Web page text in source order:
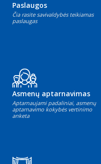
Paslaugos
Čia rasite savivaldybės teikiamas
paslaugas
Asmenų aptarnavimas
Aptarnaujami padaliniai, asmenų
aptarnavimo kokybės vertinimo
anketa